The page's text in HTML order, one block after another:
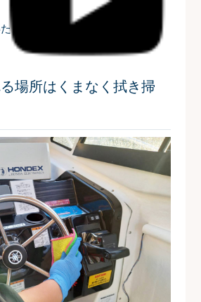
します📧
場所はくまなく拭き掃